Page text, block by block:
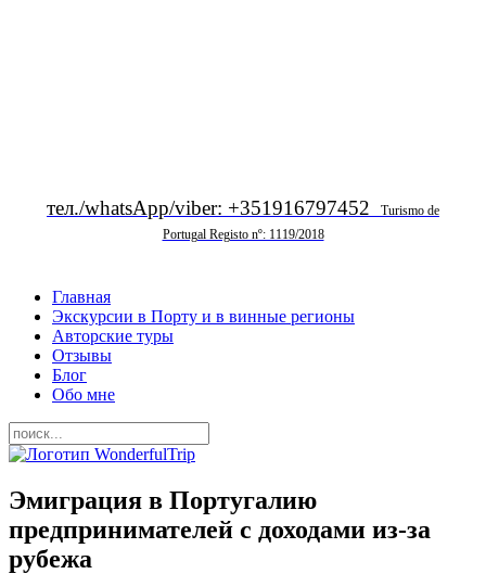
тел./whatsApp/viber: +351916797452
Turismo de
Portugal Registo nº: 1119/2018
Главная
Экскурсии в Порту и в винные регионы
Авторские туры
Отзывы
Блог
Обо мне
Эмиграция в Португалию
предпринимателей с доходами из-за
рубежа